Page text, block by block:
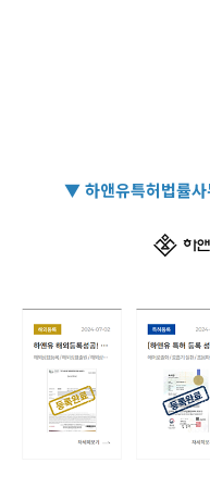
▼ 하앤유특허법률